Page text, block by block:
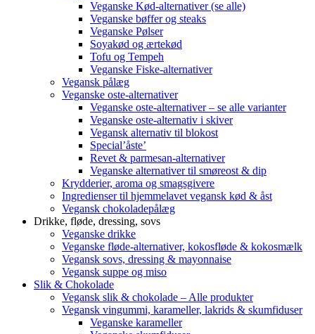
Veganske Kød-alternativer (se alle)
Veganske bøffer og steaks
Veganske Pølser
Soyakød og ærtekød
Tofu og Tempeh
Veganske Fiske-alternativer
Vegansk pålæg
Veganske oste-alternativer
Veganske oste-alternativer – se alle varianter
Veganske oste-alternativ i skiver
Vegansk alternativ til blokost
Special’åste’
Revet & parmesan-alternativer
Veganske alternativer til smøreost & dip
Krydderier, aroma og smagsgivere
Ingredienser til hjemmelavet vegansk kød & åst
Vegansk chokoladepålæg
Drikke, fløde, dressing, sovs
Veganske drikke
Veganske fløde-alternativer, kokosfløde & kokosmælk
Vegansk sovs, dressing & mayonnaise
Vegansk suppe og miso
Slik & Chokolade
Vegansk slik & chokolade – Alle produkter
Vegansk vingummi, karameller, lakrids & skumfiduser
Veganske karameller